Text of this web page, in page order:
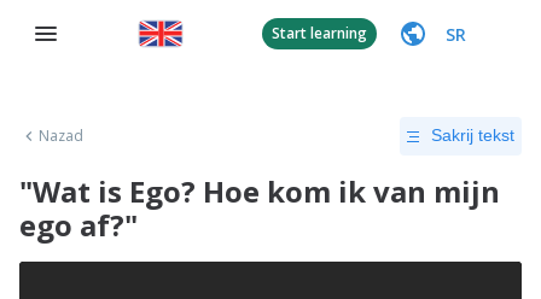
Start learning SR
Nazad Sakrij tekst
"Wat is Ego? Hoe kom ik van mijn
ego af?"